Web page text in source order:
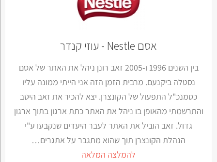
אסם Nestle - עוזי קנדר
בין השנים 1996 ו-2005 זאב רונן ניהל את האתר של אסם
נסטלה ביקנעם. מרבית הזמן הזה אני הייתי ממונה עליו
כסמנכ"ל התפעול של הקונצרן. יצא להכיר את זאב היטב
והתרשמתי מהאופן בו ניהל את האתר כתת ארגון בתוך ארגון
גדול. זאב הוביל את האתר לעבר היעדים שנקבעו ע"י
הנהלת הקונצרן תוך שהוא מתגבר על אתגרים…
להמלצה המלאה